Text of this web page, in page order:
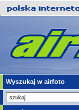
Wyszukaj w airfoto